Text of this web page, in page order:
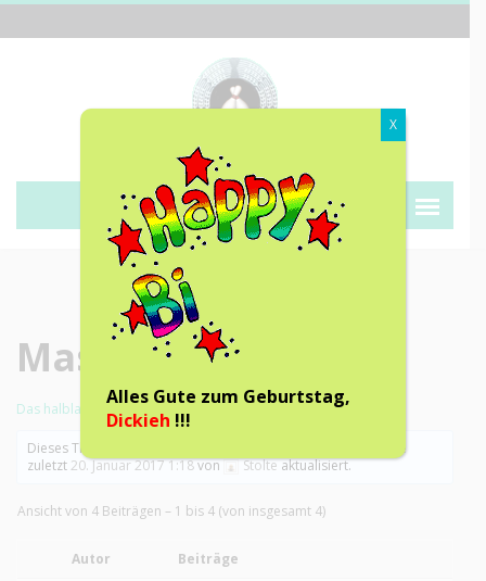
Kegeln ist kein fairer Sport!
Masters 2016
Das halblange Forum 2.0› Foren› Gästeforum ›Masters 2016
Dieses Thema hat 3 Antworten sowie 2 Teilnehmer und wurde
zuletzt20. Januar 2017 1:18von Stolteaktualisiert.
Ansicht von 4 Beiträgen – 1 bis 4 (von insgesamt 4)
Autor Beiträge
Alles Gute zum Geburtstag,
Dickieh !!!
X